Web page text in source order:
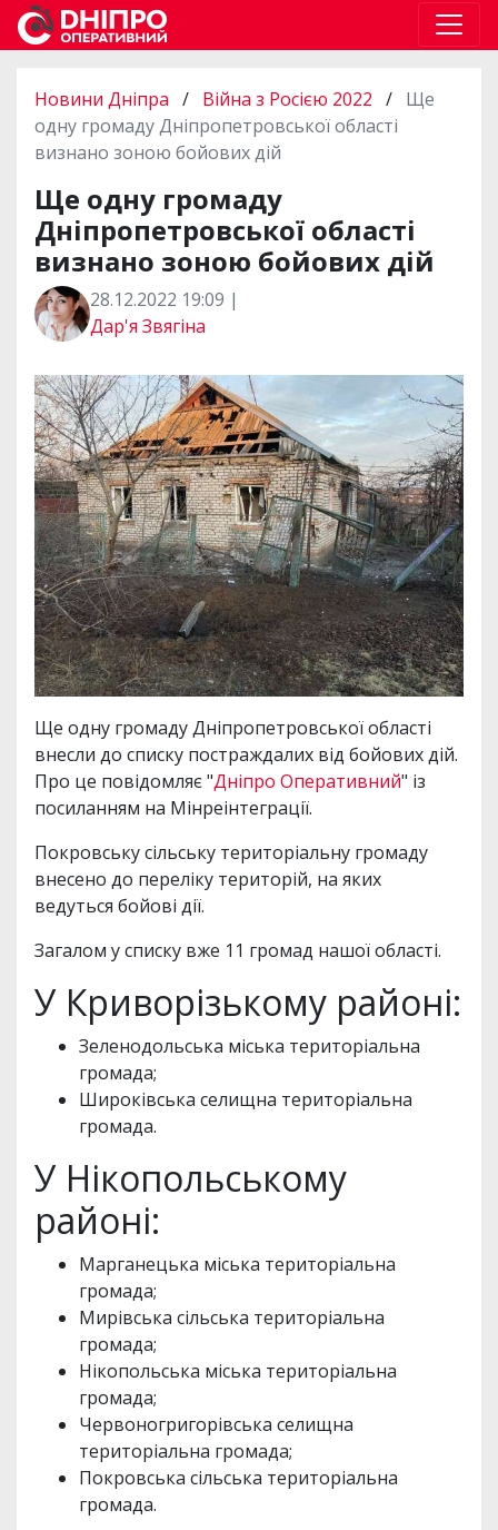
Новини Дніпра / Війна з Росією 2022 / Ще
одну громаду Дніпропетровської області
визнано зоною бойових дій
Ще одну громаду
Дніпропетровської області
визнано зоною бойових дій
28.12.2022 19:09 |
Дар'я Звягіна
Ще одну громаду Дніпропетровської області
внесли до списку постраждалих від бойових дій.
Про це повідомляє "Дніпро Оперативний" із
посиланням на Мінреінтеграції.
Покровську сільську територіальну громаду
внесено до переліку територій, на яких
ведуться бойові дії.
Загалом у списку вже 11 громад нашої області.
У Криворізькому районі:
Зеленодольська міська територіальна
громада;
Широківська селищна територіальна
громада.
У Нікопольському
районі:
Марганецька міська територіальна
громада;
Мирівська сільська територіальна
громада;
Нікопольська міська територіальна
громада;
Червоногригорівська селищна
територіальна громада;
Покровська сільська територіальна
громада.